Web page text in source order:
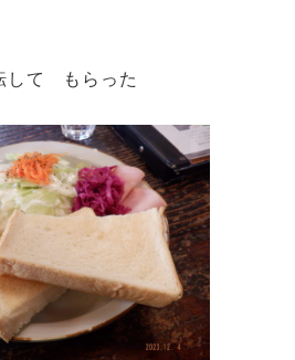
して もらった